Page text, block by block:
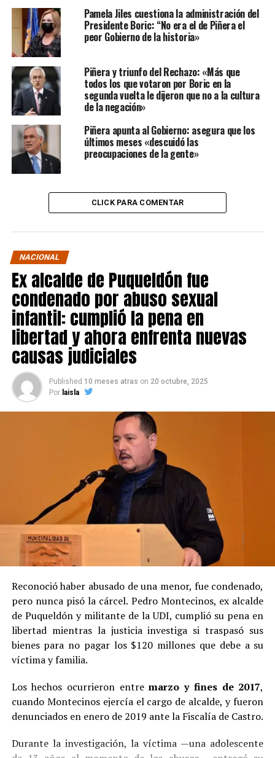
Pamela Jiles cuestiona la administración del
Presidente Boric: “No era el de Piñera el
peor Gobierno de la historia»
Piñera y triunfo del Rechazo: «Más que
todos los que votaron por Boric en la
segunda vuelta le dijeron que no a la cultura
de la negación»
Piñera apunta al Gobierno: asegura que los
últimos meses «descuidó las
preocupaciones de la gente»
CLICK PARA COMENTAR
NACIONAL
Ex alcalde de Puqueldón fue
condenado por abuso sexual
infantil: cumplió la pena en
libertad y ahora enfrenta nuevas
causas judiciales
Published 10 meses atras on 20 octubre, 2025
Por laisla
Reconoció haber abusado de una menor, fue condenado,
pero nunca pisó la cárcel. Pedro Montecinos, ex alcalde
de Puqueldón y militante de la UDI, cumplió su pena en
libertad mientras la justicia investiga si traspasó sus
bienes para no pagar los $120 millones que debe a su
víctima y familia.
Los hechos ocurrieron entremarzo y fines de 2017,
cuando Montecinos ejercía el cargo de alcalde, y fueron
denunciados en enero de 2019 ante la Fiscalía de Castro.
Durante la investigación, la víctima —una adolescente